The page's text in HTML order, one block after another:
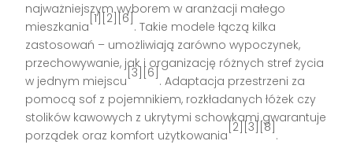
najważniejszym wyborem w aranżacji małego
mieszkania
[1][2][6]
. Takie modele łączą kilka
zastosowań – umożliwiają zarówno wypoczynek,
przechowywanie, jak i organizację różnych stref życia
w jednym miejscu
[3][6]
. Adaptacja przestrzeni za
pomocą sof z pojemnikiem, rozkładanych łóżek czy
stolików kawowych z ukrytymi schowkami gwarantuje
porządek oraz komfort użytkowania
[2][3][8]
.